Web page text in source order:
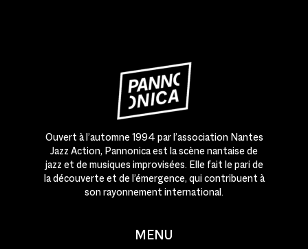
Ouvert à l’automne 1994 par l’association Nantes
Jazz Action, Pannonica est la scène nantaise de
jazz et de musiques improvisées. Elle fait le pari de
la découverte et de l’émergence, qui contribuent à
son rayonnement international.
MENU